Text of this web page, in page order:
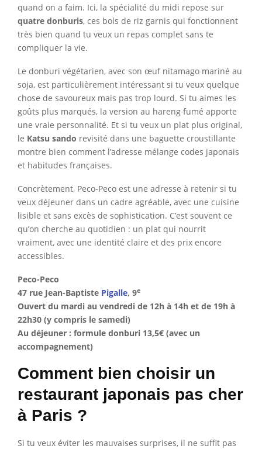
quand on a faim. Ici, la spécialité du midi repose sur
quatre donburis, ces bols de riz garnis qui fonctionnent
très bien quand tu veux un repas complet sans te
compliquer la vie.
Le donburi végétarien, avec son œuf nitamago mariné au
soja, est particulièrement intéressant si tu veux quelque
chose de savoureux mais pas trop lourd. Si tu aimes les
goûts plus marqués, la version au hareng fumé apporte
une vraie personnalité. Et si tu veux un plat plus original,
le Katsu sando revisité dans une baguette croustillante
montre bien comment l’adresse mélange codes japonais
et habitudes françaises.
Concrètement, Peco-Peco est une adresse à retenir si tu
veux déjeuner dans un cadre agréable, avec une cuisine
lisible et sans excès de sophistication. C’est souvent ce
qu’on cherche au quotidien : un plat qui nourrit
vraiment, avec une identité claire et des prix encore
accessibles.
Peco-Peco
47 rue Jean-Baptiste Pigalle, 9e
Ouvert du mardi au vendredi de 12h à 14h et de 19h à
22h30 (y compris le samedi)
Au déjeuner : formule donburi 13,5€ (avec un
accompagnement)
Comment bien choisir un
restaurant japonais pas cher
à Paris ?
Si tu veux éviter les mauvaises surprises, il ne suffit pas